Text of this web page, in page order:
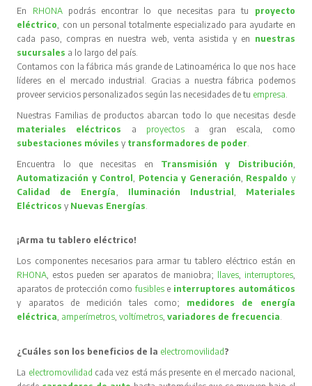
En RHONA podrás encontrar lo que necesitas para tu proyecto
eléctrico , con un personal totalmente especializado para ayudarte en
cada paso, compras en nuestra web, venta asistida y en nuestras
sucursales a lo largo del país.
Contamos con la fábrica más grande de Latinoamérica lo que nos hace
líderes en el mercado industrial. Gracias a nuestra fábrica podemos
proveer servicios personalizados según las necesidades de tu empresa
Nuestras Familias de productos abarcan todo lo que necesitas desde
materiales eléctricos
a proyectos
a gran escala, como
subestaciones móvilesy transformadores de poder
Encuentra lo que necesitas en Transmisión y Distribución
Automatización y Control
Potencia y Generación Respaldo y
Calidad de Energía
Iluminación Industrial
Materiales
Eléctricos y Nuevas Energías
¡Arma tu tablero eléctrico!
Los componentes necesarios para armar tu tablero eléctrico están en
RHONA , estos pueden ser aparatos de maniobra; llaves, interruptores,
aparatos de protección comofusibles e interruptores automáticos
y aparatos de medición tales como; medidores de energía
eléctrica amperímetros ,voltímetros ,variadores de frecuencia
¿Cuáles son los beneficios de la electromovilidad?
La electromovilidad cada vez está más presente en el mercado nacional,